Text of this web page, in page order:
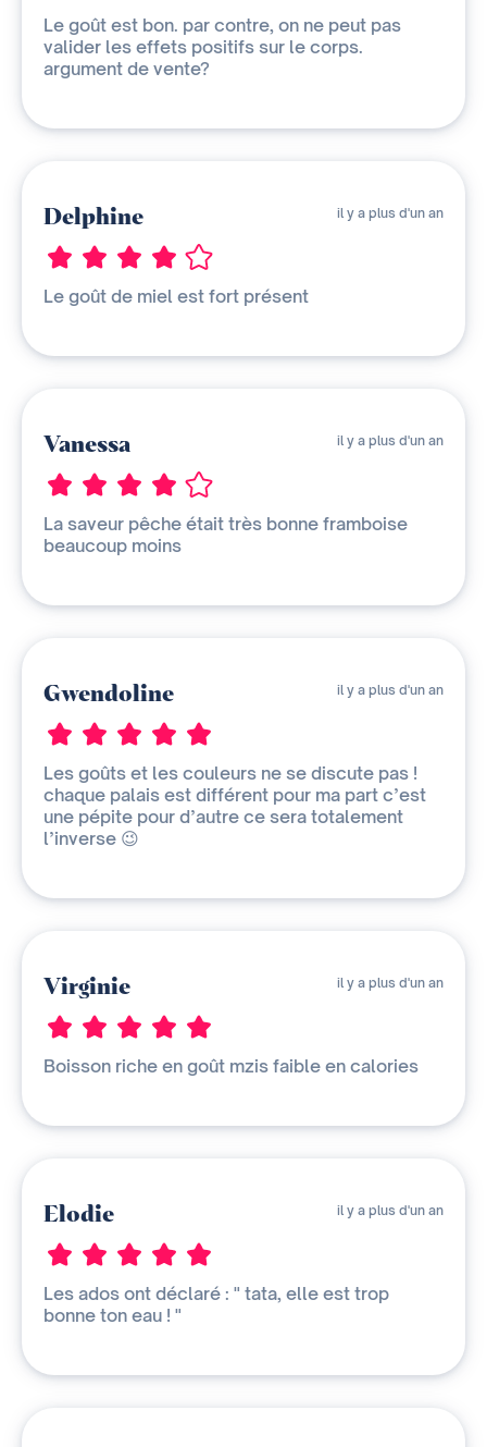
Le goût est bon. par contre, on ne peut pas
valider les effets positifs sur le corps.
argument de vente?
Delphine il y a plus d'un an
Le goût de miel est fort présent
Vanessa il y a plus d'un an
La saveur pêche était très bonne framboise
beaucoup moins
Gwendoline il y a plus d'un an
Les goûts et les couleurs ne se discute pas !
chaque palais est différent pour ma part c’est
une pépite pour d’autre ce sera totalement
l’inverse 😉
Virginie il y a plus d'un an
Boisson riche en goût mzis faible en calories
Elodie il y a plus d'un an
Les ados ont déclaré : " tata, elle est trop
bonne ton eau ! "